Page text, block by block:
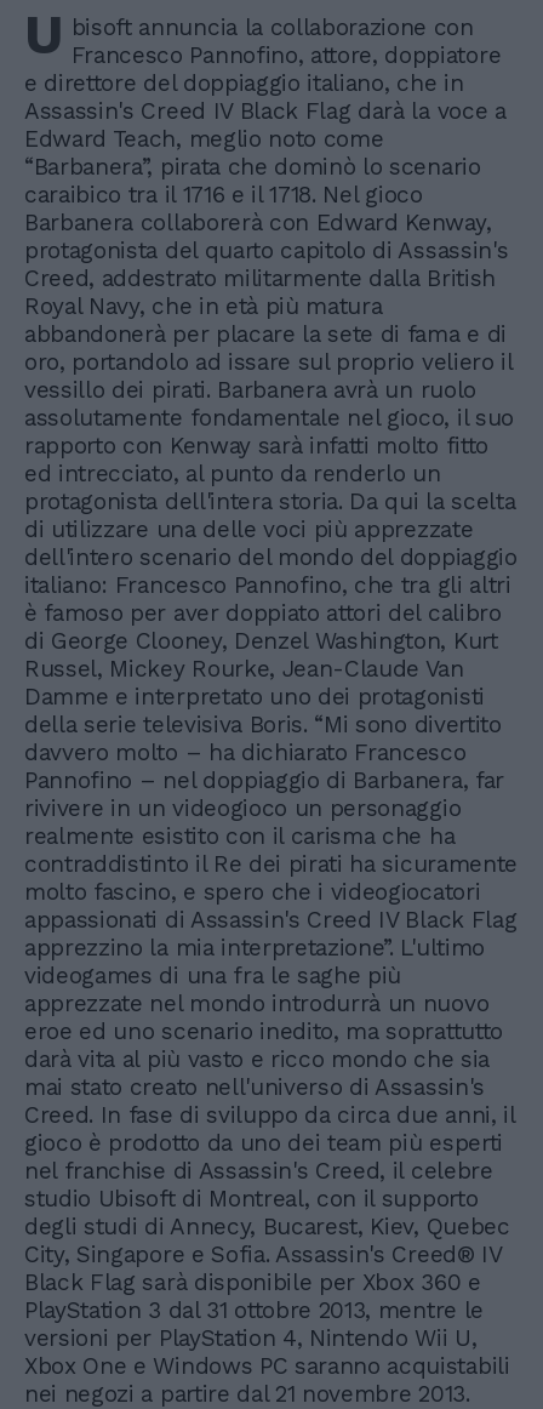
U bisoft annuncia la collaborazione con
Francesco Pannofino, attore, doppiatore
e direttore del doppiaggio italiano, che in
Assassin's Creed IV Black Flag darà la voce a
Edward Teach, meglio noto come
“Barbanera”, pirata che dominò lo scenario
caraibico tra il 1716 e il 1718. Nel gioco
Barbanera collaborerà con Edward Kenway,
protagonista del quarto capitolo di Assassin's
Creed, addestrato militarmente dalla British
Royal Navy, che in età più matura
abbandonerà per placare la sete di fama e di
oro, portandolo ad issare sul proprio veliero il
vessillo dei pirati. Barbanera avrà un ruolo
assolutamente fondamentale nel gioco, il suo
rapporto con Kenway sarà infatti molto fitto
ed intrecciato, al punto da renderlo un
protagonista dell'intera storia. Da qui la scelta
di utilizzare una delle voci più apprezzate
dell'intero scenario del mondo del doppiaggio
italiano: Francesco Pannofino, che tra gli altri
è famoso per aver doppiato attori del calibro
di George Clooney, Denzel Washington, Kurt
Russel, Mickey Rourke, Jean-Claude Van
Damme e interpretato uno dei protagonisti
della serie televisiva Boris. “Mi sono divertito
davvero molto – ha dichiarato Francesco
Pannofino – nel doppiaggio di Barbanera, far
rivivere in un videogioco un personaggio
realmente esistito con il carisma che ha
contraddistinto il Re dei pirati ha sicuramente
molto fascino, e spero che i videogiocatori
appassionati di Assassin's Creed IV Black Flag
apprezzino la mia interpretazione”. L'ultimo
videogames di una fra le saghe più
apprezzate nel mondo introdurrà un nuovo
eroe ed uno scenario inedito, ma soprattutto
darà vita al più vasto e ricco mondo che sia
mai stato creato nell'universo di Assassin's
Creed. In fase di sviluppo da circa due anni, il
gioco è prodotto da uno dei team più esperti
nel franchise di Assassin's Creed, il celebre
studio Ubisoft di Montreal, con il supporto
degli studi di Annecy, Bucarest, Kiev, Quebec
City, Singapore e Sofia. Assassin's Creed® IV
Black Flag sarà disponibile per Xbox 360 e
PlayStation 3 dal 31 ottobre 2013, mentre le
versioni per PlayStation 4, Nintendo Wii U,
Xbox One e Windows PC saranno acquistabili
nei negozi a partire dal 21 novembre 2013.